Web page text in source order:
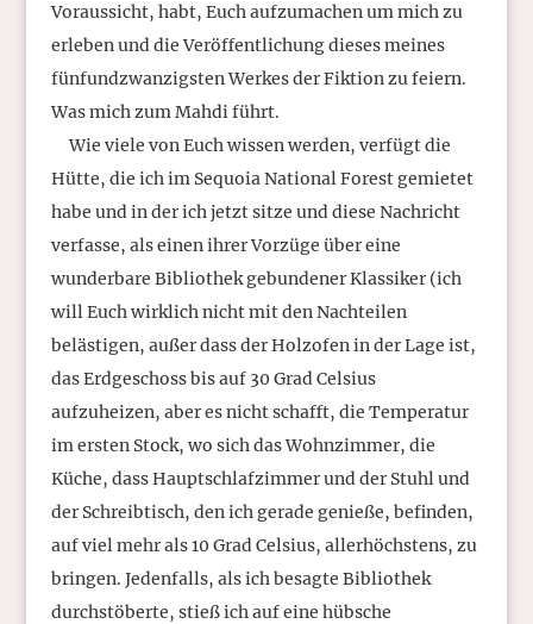
Voraussicht, habt, Euch aufzumachen um mich zu
erleben und die Veröffentlichung dieses meines
fünfundzwanzigsten Werkes der Fiktion zu feiern.
Was mich zum Mahdi führt.
Wie viele von Euch wissen werden, verfügt die
Hütte, die ich im Sequoia National Forest gemietet
habe und in der ich jetzt sitze und diese Nachricht
verfasse, als einen ihrer Vorzüge über eine
wunderbare Bibliothek gebundener Klassiker (ich
will Euch wirklich nicht mit den Nachteilen
belästigen, außer dass der Holzofen in der Lage ist,
das Erdgeschoss bis auf 30 Grad Celsius
aufzuheizen, aber es nicht schafft, die Temperatur
im ersten Stock, wo sich das Wohnzimmer, die
Küche, dass Hauptschlafzimmer und der Stuhl und
der Schreibtisch, den ich gerade genieße, befinden,
auf viel mehr als 10 Grad Celsius, allerhöchstens, zu
bringen. Jedenfalls, als ich besagte Bibliothek
durchstöberte, stieß ich auf eine hübsche